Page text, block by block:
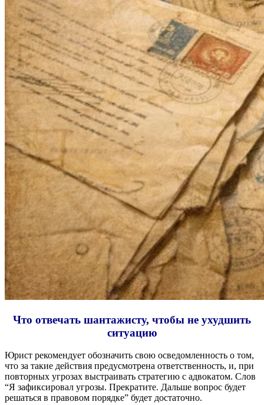
Что отвечать шантажисту, чтобы не ухудшить
ситуацию
Юрист рекомендует обозначить свою осведомленность о том,
что за такие действия предусмотрена ответственность, и, при
повторных угрозах выстраивать стратегию с адвокатом. Слов
“Я зафиксировал угрозы. Прекратите. Дальше вопрос будет
решаться в правовом порядке” будет достаточно.